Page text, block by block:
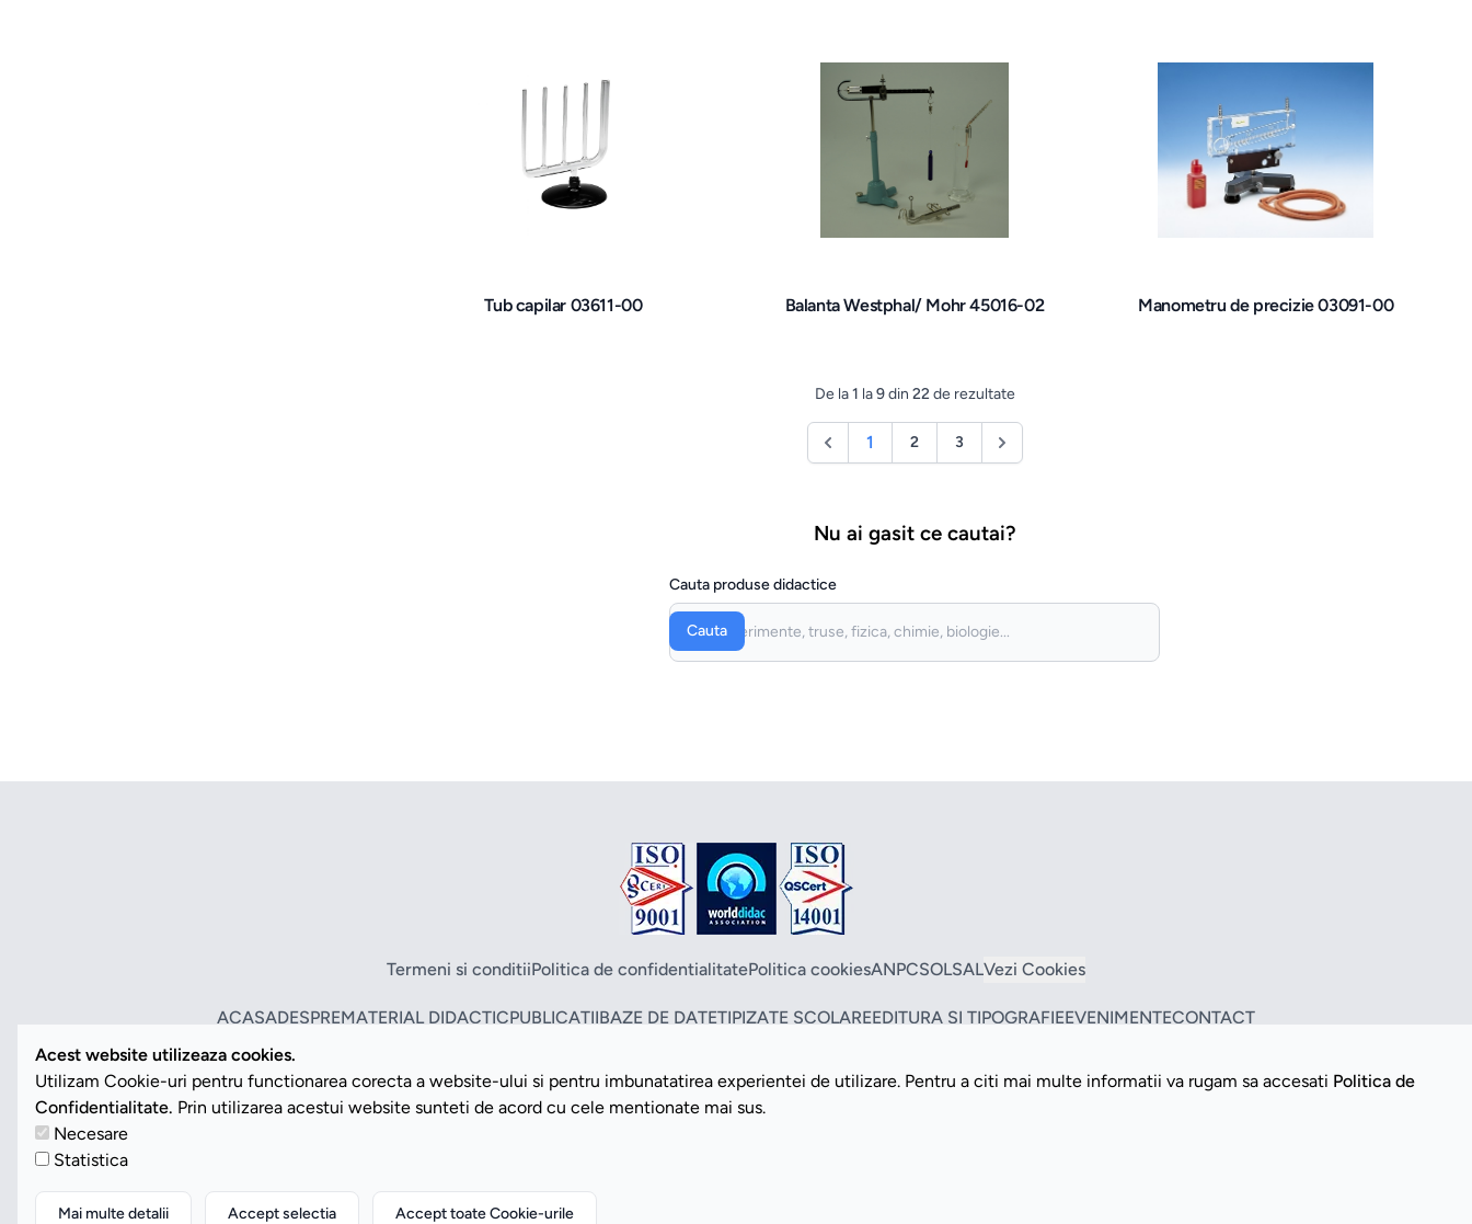
Tub capilar 03611-00 Balanta Westphal/ Mohr 45016-02 Manometru de precizie 03091-00
De la1 la9din 22de rezultate
1 2 3
Nu ai gasit ce cautai?
Cauta produse didactice
Cauta
Termeni si conditiiPolitica de confidentialitatePolitica cookiesANPCSOLSAL Vezi Cookies
ACASADESPREMATERIAL DIDACTICPUBLICATIIBAZE DE DATETIPIZATE SCOLAREEDITURA SI TIPOGRAFIEEVENIMENTECONTACT
Copyright ©2026 Romdidac SA. Toate drepturile rezervate
Acest website utilizeaza cookies.
Utilizam Cookie-uri pentru functionarea corecta a website-ului si pentru imbunatatirea experientei de utilizare. Pentru a citi mai multe informatii va rugam sa accesati Politica de
Confidentialitate. Prin utilizarea acestui website sunteti de acord cu cele mentionate mai sus.
Necesare
Statistica
Mai multe detalii Accept selectia Accept toate Cookie-urile